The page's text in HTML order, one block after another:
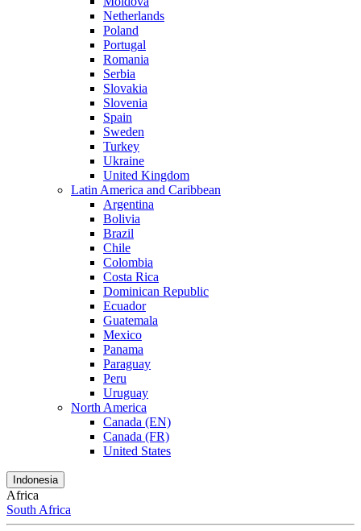
Netherlands
Poland
Portugal
Romania
Serbia
Slovakia
Slovenia
Spain
Sweden
Turkey
Ukraine
United Kingdom
Latin America and Caribbean
Argentina
Bolivia
Brazil
Chile
Colombia
Costa Rica
Dominican Republic
Ecuador
Guatemala
Mexico
Panama
Paraguay
Peru
Uruguay
North America
Canada (EN)
Canada (FR)
United States
Indonesia
Africa
South Africa